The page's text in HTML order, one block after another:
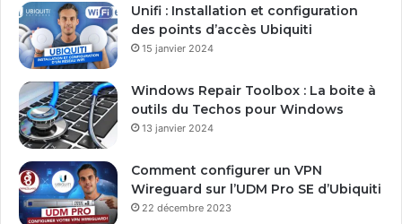
m
a
Unifi : Installation et configuration
des points d’accès Ubiquiti
15 janvier 2024
Windows Repair Toolbox : La boite à
outils du Techos pour Windows
13 janvier 2024
Comment configurer un VPN
Wireguard sur l’UDM Pro SE d’Ubiquiti
22 décembre 2023